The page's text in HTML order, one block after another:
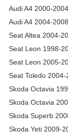
Audi A4 2000-2004
Audi A4 2004-2008
Seat Altea 2004-
Seat Leon 1998-
Seat Leon 2005-
Seat Toledo 2004-
Skoda Octavia
Skoda Octavia
Skoda Superb
Skoda Yeti 2009-